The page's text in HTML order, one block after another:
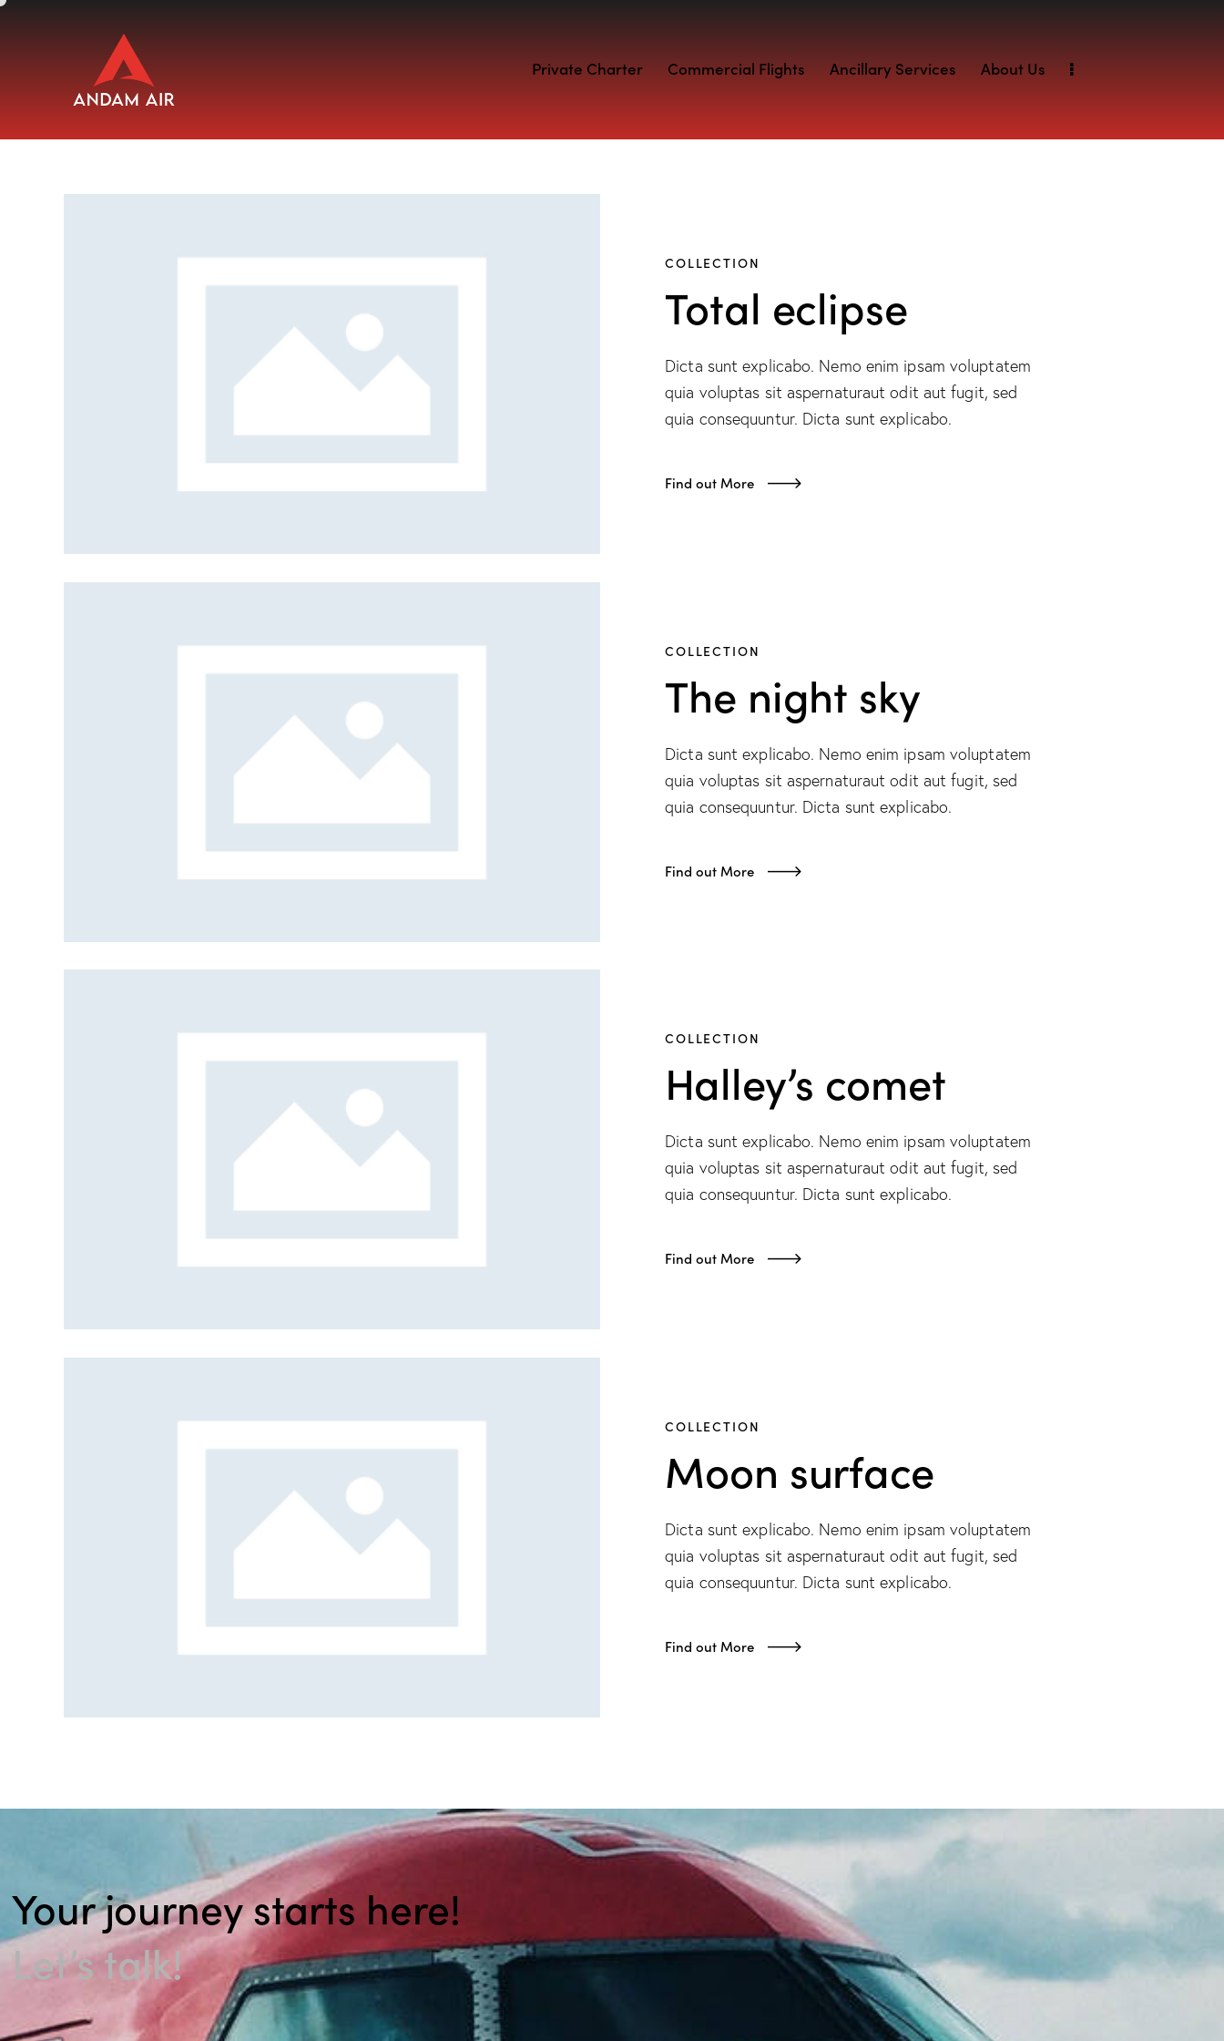
Private Charter Commercial Flights Ancillary Services About Us
COLLECTION
Total eclipse
Dicta sunt explicabo. Nemo enim ipsam voluptatem
quia voluptas sit aspernaturaut odit aut fugit, sed
quia consequuntur. Dicta sunt explicabo.
Find out More
COLLECTION
The night sky
Dicta sunt explicabo. Nemo enim ipsam voluptatem
quia voluptas sit aspernaturaut odit aut fugit, sed
quia consequuntur. Dicta sunt explicabo.
Find out More
COLLECTION
Halley’s comet
Dicta sunt explicabo. Nemo enim ipsam voluptatem
quia voluptas sit aspernaturaut odit aut fugit, sed
quia consequuntur. Dicta sunt explicabo.
Find out More
COLLECTION
Moon surface
Dicta sunt explicabo. Nemo enim ipsam voluptatem
quia voluptas sit aspernaturaut odit aut fugit, sed
quia consequuntur. Dicta sunt explicabo.
Find out More
Your journey starts here!
Let’s talk!